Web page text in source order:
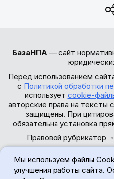
БазаНПА — сайт
Перед использованием
с Политикой обработки
использует cookie-
авторские права на тексты
защищены. При
обязательна установка
Правовой рубрикатор
©
Мы используем файлы
улучшения работы сайта.